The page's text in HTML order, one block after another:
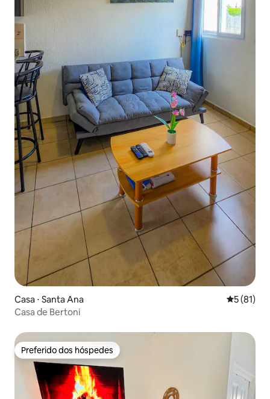
Casa ⋅ Santa Ana 5 de uma
5 (81)
Casa de Bertoni
Preferido dos hóspedes
Preferido dos hóspedes